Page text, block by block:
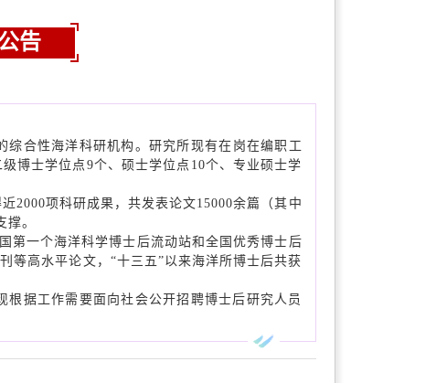
告
综合性海洋科研机构。研究所现有在岗在编职工
博士学位点9个、硕士学位点10个、专业硕士学
项科研成果，共发表论文15000余篇（其中
撑。
一个海洋科学博士后流动站和全国优秀博士后
等高水平论文，“十三五”以来海洋所博士后共获
据工作需要面向社会公开招聘博士后研究人员